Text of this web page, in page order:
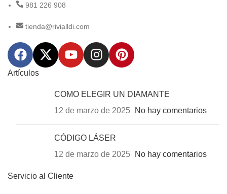
981 226 908
tienda@rivialldi.com
Artículos
COMO ELEGIR UN DIAMANTE
12 de marzo de 2025
No hay comentarios
CÓDIGO LÁSER
12 de marzo de 2025
No hay comentarios
Servicio al Cliente